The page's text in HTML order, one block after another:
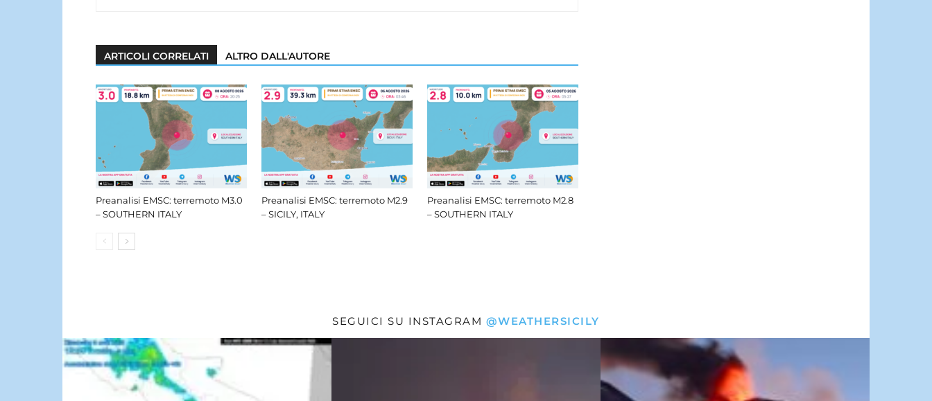
ARTICOLI CORRELATI ALTRO DALL'AUTORE
Preanalisi EMSC: terremoto M3.0
– SOUTHERN ITALY
Preanalisi EMSC: terremoto M2.9
– SICILY, ITALY
Preanalisi EMSC: terremoto M2.8
– SOUTHERN ITALY
SEGUICI SU INSTAGRAM @WEATHERSICILY